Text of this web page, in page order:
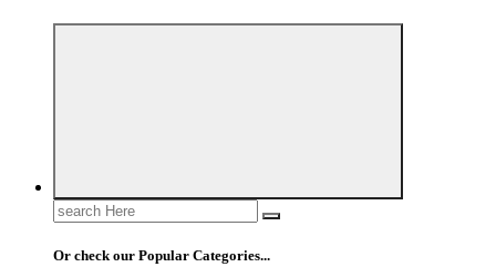
Search
for:
Or check our Popular Categories...